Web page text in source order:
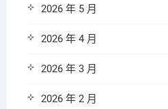
2026 年 5 月
2026 年 4 月
2026 年 3 月
2026 年 2 月